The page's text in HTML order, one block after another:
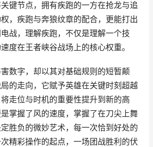
键节点，拥有疾跑的一方在抢龙与追
，疾跑与奔狼纹章的配合，更能打出
战，理解疾跑，不仅是理解一个技
度在王者峡谷战场上的核心权重。
数字，却以其对基础规则的短暂颠
的走向，它赋予英雄在关键时刻超越
走位与时机的重要性提升到新的高
掌握了风的速度，掌握了在刀尖上舞
胜负的微妙艺术，每一次恰到好处的
精彩操作的起点，一场团战胜利的伏